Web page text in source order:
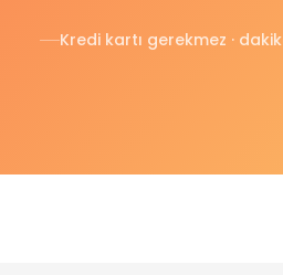
Kredi kartı gerekmez ·